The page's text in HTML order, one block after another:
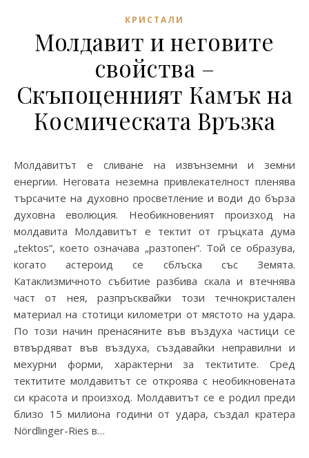
КРИСТАЛИ
Молдавит и неговите
свойства –
Скъпоценният Камък на
Космическата Връзка
Молдавитът е сливане на извънземни и земни
енергии. Неговата неземна привлекателност пленява
търсачите на духовно просветление и води до бърза
духовна еволюция. Необикновеният произход на
молдавита Молдавитът е тектит от гръцката дума
„tektos“, което означава „разтопен“. Той се образува,
когато астероид се сблъска със Земята.
Катаклизмичното събитие разбива скала и втечнява
част от нея, разпръсквайки този течнокристален
материал на стотици километри от мястото на удара.
По този начин пренасяните във въздуха частици се
втвърдяват във въздуха, създавайки неправилни и
мехурни форми, характерни за тектитите. Сред
тектитите молдавитът се откроява с необикновената
си красота и произход. Молдавитът се е родил преди
близо 15 милиона години от удара, създал кратера
Nördlinger-Ries в…